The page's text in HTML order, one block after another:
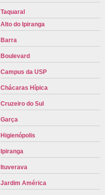
Taquaral
Alto do Ipiranga
Barra
Boulevard
Campus da USP
Chácaras Hípica
Cruzeiro do Sul
Garça
Higienópolis
Ipiranga
Ituverava
Jardim América